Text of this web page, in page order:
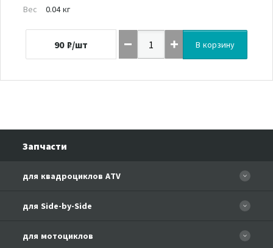
Вес
0.04 кг
90 ₽/шт В корзину
Запчасти
для квадроциклов ATV
CFORCE 110 EFI
CF500-A Basic
для Side-by-Side
для мотоциклов